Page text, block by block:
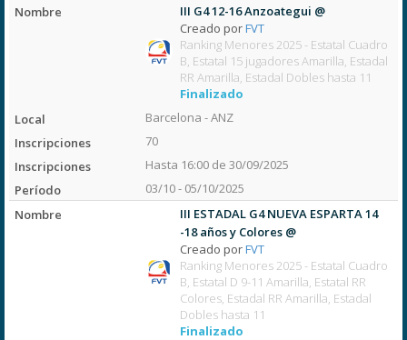
III G4 12-16 Anzoategui @
Creado porFVT
Ranking Menores 2025 - Estatal Cuadro
B, Estatal 15 jugadores Amarilla, Estadal
RR Amarilla, Estadal Dobles hasta 11
Finalizado
Barcelona - ANZ
70
Hasta 16:00 de 30/09/2025
03/10 - 05/10/2025
III ESTADAL G4 NUEVA ESPARTA 14
-18 años y Colores @
Creado porFVT
Ranking Menores 2025 - Estatal Cuadro
B, Estatal D 9-11 Amarilla, Estatal RR
Colores, Estadal RR Amarilla, Estadal
Dobles hasta 11
Finalizado